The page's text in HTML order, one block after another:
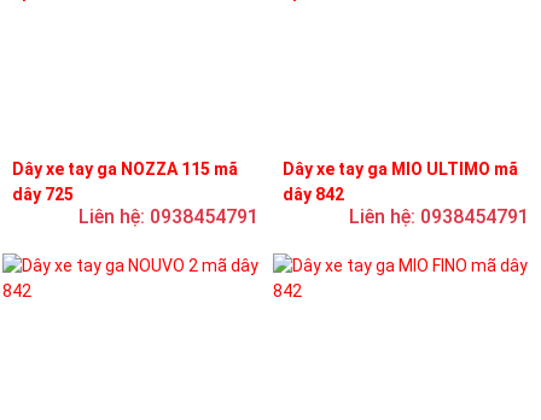
Dây xe tay ga NOZZA 115 mã
dây 725
Liên hệ: 0938454791
Dây xe tay ga MIO ULTIMO mã
dây 842
Liên hệ: 0938454791